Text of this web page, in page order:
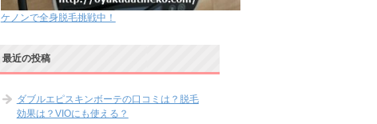
ケノンで全身脱毛挑戦中！
最近の投稿
ダブルエピスキンボーテの口コミは？脱毛
効果は？VIOにも使える？